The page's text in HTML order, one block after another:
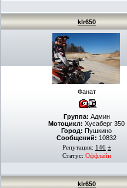
klr650
Фанат
Группа: Админ
Мотоцикл: Хусаберг 350
Город: Пушкино
Сообщений: 10832
Репутация: 146 ±
Статус: Оффлайн
klr650